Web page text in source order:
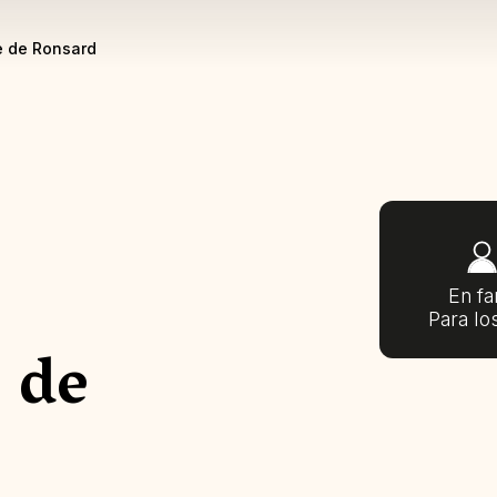
de Ronsard
En
Para